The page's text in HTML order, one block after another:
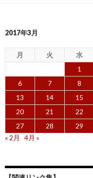
2017年3月
月 火 水
1
6
7 8
13
14 15
20
21 22
27
28 29
« 2月
4月 »